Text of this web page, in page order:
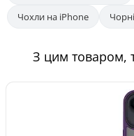
Чохли на iPhone
З цим товаром,